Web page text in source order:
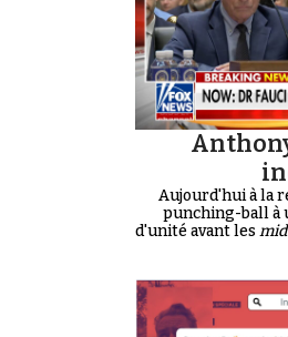
Aujourd'hui à la
punching-ball à
d'unité avant les